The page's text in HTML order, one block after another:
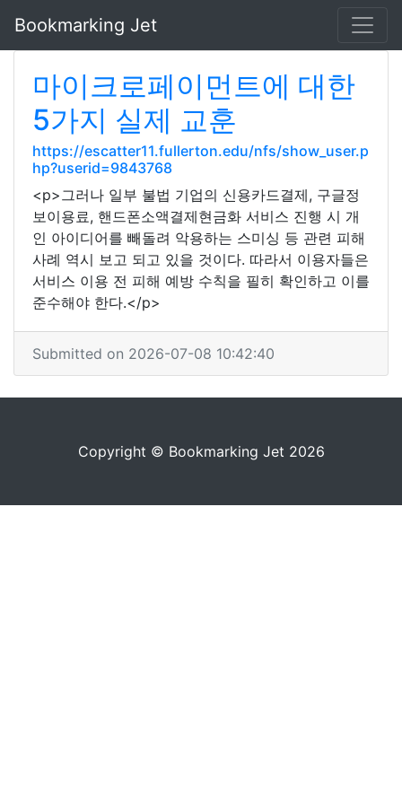
Bookmarking Jet
마이크로페이먼트에 대한
5가지 실제 교훈
https://escatter11.fullerton.edu/nfs/show_user.p
hp?userid=9843768
<p>그러나 일부 불법 기업의 신용카드결제, 구글정
보이용료, 핸드폰소액결제현금화 서비스 진행 시 개
인 아이디어를 빼돌려 악용하는 스미싱 등 관련 피해
사례 역시 보고 되고 있을 것이다. 따라서 이용자들은
서비스 이용 전 피해 예방 수칙을 필히 확인하고 이를
준수해야 한다.</p>
Submitted on 2026-07-08 10:42:40
Copyright © Bookmarking Jet 2026